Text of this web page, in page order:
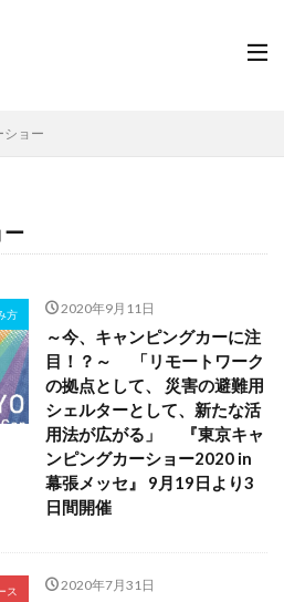
ショー
ー
方 2020年9月11日
～今、キャンピングカーに注
目！？～ 「リモートワーク
の拠点として、 災害の避難用
シェルターとして、新たな活
用法が広がる」 『東京キャ
ンピングカーショー2020 in
幕張メッセ』 9月19日より3
日間開催
ス 2020年7月31日